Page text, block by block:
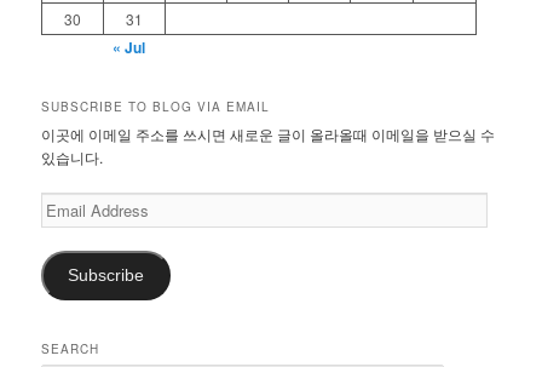
30
31
« Jul
SUBSCRIBE TO BLOG VIA EMAIL
이곳에 이메일 주소를 쓰시면 새로운 글이 올라올때 이메일을 받으실 수
있습니다.
Email
Address
Subscribe
SEARCH